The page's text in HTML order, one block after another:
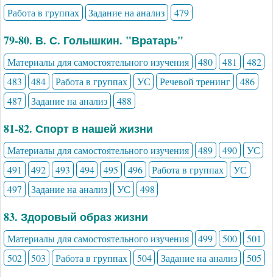
Работа в группах Задание на анализ 479
79-80. В. С. Голышкин. "Вратарь"
Материалы для самостоятельного изучения 480 481
482
483
484 Работа в группах УС Речевой тренинг
486
487
Задание на анализ 488
81-82. Спорт в нашей жизни
Материалы для самостоятельного изучения 489 490
УС
491
492 493 494 495 496 Работа в группах
УС
497
Задание на анализ УС 498
83. Здоровый образ жизни
Материалы для самостоятельного изучения 499 500
501
502
503 Работа в группах 504 Задание на анализ 505